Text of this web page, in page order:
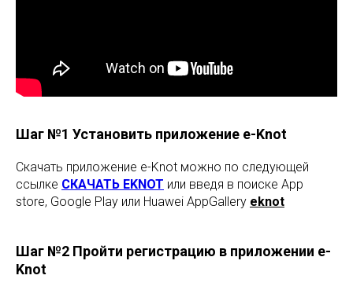
Шаг №1 Установить приложение e-Knot
Скачать приложение e-Knot можно по следующей
ссылке СКАЧАТЬ EKNOT или введя в поиске App
store, Google Play или Huawei AppGallery eknot
Шаг №2 Пройти регистрацию в приложении e-
Knot